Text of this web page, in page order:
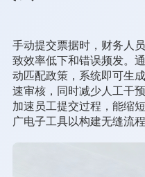
手动提交票据时，财务人
致效率低下和错误频发。
动匹配政策，系统即可生
速审核，同时减少人工干
加速员工提交过程，能缩
广电子工具以构建无缝流程